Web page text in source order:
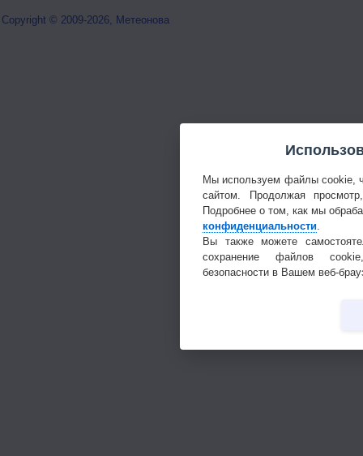
Copyright © 2009-2026, Метеонова
Мы используем файлы cookie,
сайтом. Продолжая
Подробнее о том, как мы
конфиденциальности.
Вы также можете
сохранение файлов
безопасности в Вашем веб-